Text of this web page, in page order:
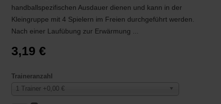
handballspezifischen Ausdauer dienen und kann in der
Kleingruppe mit 4 Spielern im Freien durchgeführt werden.
Nach einer Laufübung zur Erwärmung ...
3,19 €
Traineranzahl
1 Trainer +0,00 €